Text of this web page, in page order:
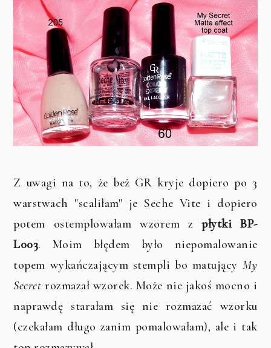
Z uwagi na to, że beż GR kryje dopiero po 3
warstwach "scaliłam" je Seche Vite i dopiero
potem ostemplowałam wzorem zpłytki BP-
L003. Moim błędem było niepomalowanie
topem wykańczającym stempli bo matujący My
Secret rozmazał wzorek. Może nie jakoś mocno i
naprawdę starałam się nie rozmazać wzorku
(czekałam długo zanim pomalowałam), ale i tak